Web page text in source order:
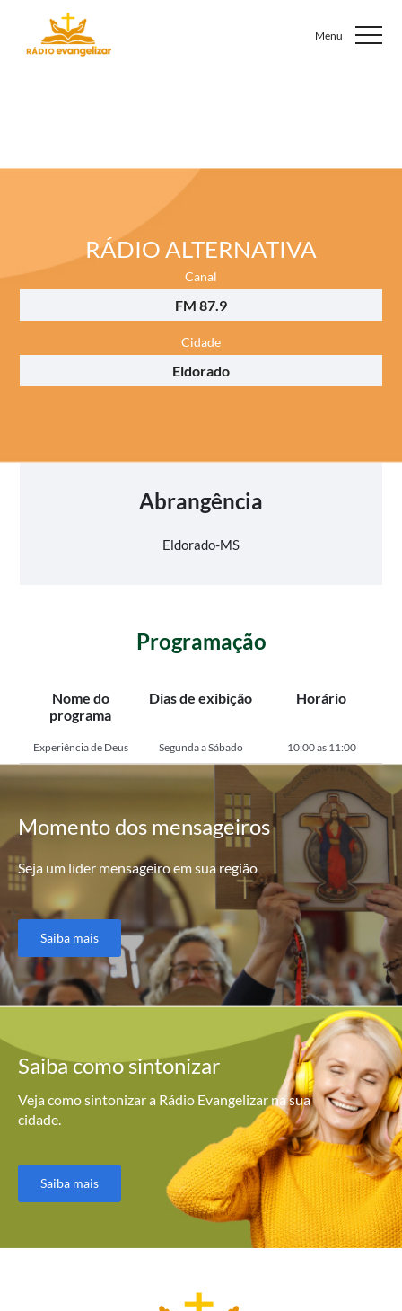
RÁDIO ALTERNATIVA
Canal
FM 87.9
Cidade
Eldorado
Abrangência
Eldorado-MS
Programação
Nome do
programa
Dias de exibição Horário
Experiência de Deus Segunda a Sábado 10:00 as 11:00
Momentodos mensageiros
Seja um líder mensageiro em sua região
Saiba mais
Saiba comosintonizar
Veja como sintonizar a Rádio Evangelizar na sua
cidade.
Saiba mais